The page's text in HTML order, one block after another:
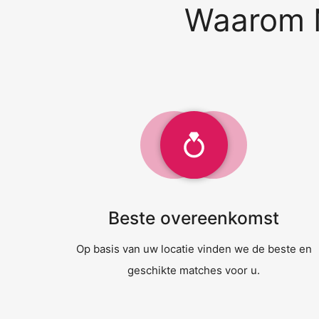
Beste overeenkomst
Op basis van uw locatie vinden we de beste en
geschikte matches voor u.